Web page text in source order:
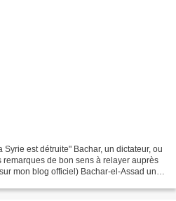
est détruite" Bachar, un dictateur, ou
de bon sens à relayer auprès
mon blog officiel) Bachar-el-Assad un